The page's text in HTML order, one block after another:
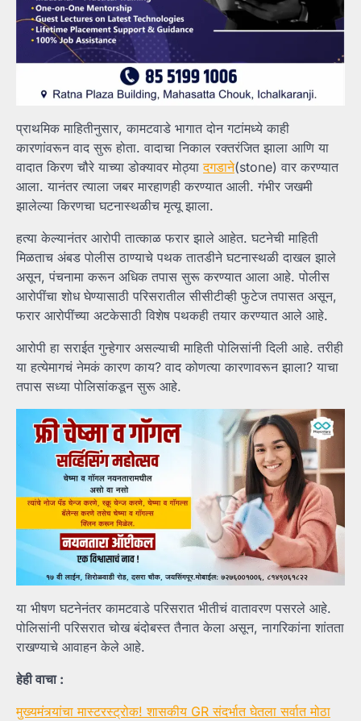
प्राथमिक माहितीनुसार, कामटवाडे भागात दोन गटांमध्ये काही
कारणांवरून वाद सुरू होता. वादाचा निकाल रक्तरंजित झाला आणि या
वादात किरण चौरे याच्या डोक्यावर मोठ्यादगडाने(stone) वार करण्यात
आला. यानंतर त्याला जबर मारहाणही करण्यात आली. गंभीर जखमी
झालेल्या किरणचा घटनास्थळीच मृत्यू झाला.
हत्या केल्यानंतर आरोपी तात्काळ फरार झाले आहेत. घटनेची माहिती
मिळताच अंबड पोलीस ठाण्याचे पथक तातडीने घटनास्थळी दाखल झाले
असून, पंचनामा करून अधिक तपास सुरू करण्यात आला आहे. पोलीस
आरोपींचा शोध घेण्यासाठी परिसरातील सीसीटीव्ही फुटेज तपासत असून,
फरार आरोपींच्या अटकेसाठी विशेष पथकही तयार करण्यात आले आहे.
आरोपी हा सराईत गुन्हेगार असल्याची माहिती पोलिसांनी दिली आहे. तरीही
या हत्येमागचं नेमकं कारण काय? वाद कोणत्या कारणावरून झाला? याचा
तपास सध्या पोलिसांकडून सुरू आहे.
या भीषण घटनेनंतर कामटवाडे परिसरात भीतीचं वातावरण पसरले आहे.
पोलिसांनी परिसरात चोख बंदोबस्त तैनात केला असून, नागरिकांना शांतता
राखण्याचे आवाहन केले आहे.
हेही वाचा :
मुख्यमंत्र्यांचा मास्टरस्ट्रोक! शासकीय GR संदर्भात घेतला सर्वात मोठा